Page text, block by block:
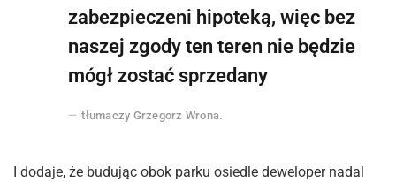
zabezpieczeni hipoteką, więc bez
naszej zgody ten teren nie będzie
mógł zostać sprzedany
tłumaczy Grzegorz Wrona.
I dodaje, że budując obok parku osiedle deweloper nadal